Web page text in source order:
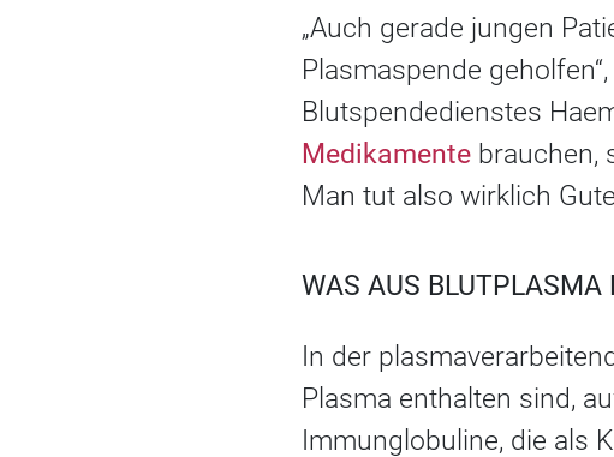
„Auch gerade jungen
Plasmaspende
Blutspendedienstes
Medikamente brauchen,
Man tut also wirklich
WAS AUS BLUTPLASMA
In der
Plasma enthalten sind,
Immunglobuline, die als